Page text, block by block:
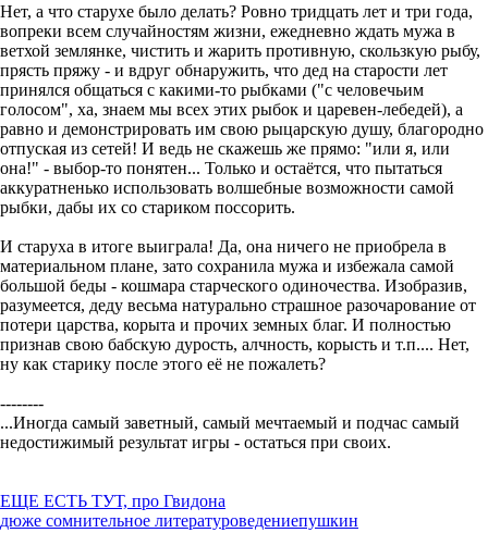
Нет, а что старухе было делать? Ровно тридцать лет и три года,
вопреки всем случайностям жизни, ежедневно ждать мужа в
ветхой землянке, чистить и жарить противную, скользкую рыбу,
прясть пряжу - и вдруг обнаружить, что дед на старости лет
принялся общаться с какими-то рыбками ("с человечьим
голосом", ха, знаем мы всех этих рыбок и царевен-лебедей), а
равно и демонстрировать им свою рыцарскую душу, благородно
отпуская из сетей! И ведь не скажешь же прямо: "или я, или
она!" - выбор-то понятен... Только и остаётся, что пытаться
аккуратненько использовать волшебные возможности самой
рыбки, дабы их со стариком поссорить.
И старуха в итоге выиграла! Да, она ничего не приобрела в
материальном плане, зато сохранила мужа и избежала самой
большой беды - кошмара старческого одиночества. Изобразив,
разумеется, деду весьма натурально страшное разочарование от
потери царства, корыта и прочих земных благ. И полностью
признав свою бабскую дурость, алчность, корысть и т.п.... Нет,
ну как старику после этого её не пожалеть?
--------
...Иногда самый заветный, самый мечтаемый и подчас самый
недостижимый результат игры - остаться при своих.
ЕЩЕ ЕСТЬ ТУТ, про Гвидона
дюже сомнительное литературоведениепушкин